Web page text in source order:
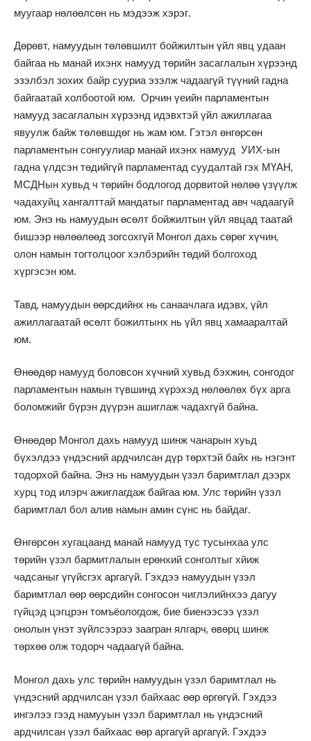
муугаар нөлөөлсөн нь мэдээж хэрэг.
Дөрөвт, намуудын төлөвшилт бойжилтын үйл явц удаан
байгаа нь манай ихэнх намууд төрийн засаглалын хүрээнд
эзэлбэл зохих байр сууриа эзэлж чадаагүй түүний гадна
байгаатай холбоотой юм. Орчин үеийн парламентын
намууд засаглалын хүрээнд идэвхтэй үйл ажиллагаа
явуулж байж төлөвшдөг нь жам юм. Гэтэл өнгөрсөн
парламентын сонгуулиар манай ихэнх намууд УИХ-ын
гадна үлдсэн төдийгүй парламентад суудалтай гэх МҮАН,
МСДНын хувьд ч төрийн бодлогод дорвитой нөлөө үзүүлж
чадахуйц хангалттай мандатыг парламентад авч чадаагүй
юм. Энэ нь намуудын өсөлт бойжилтын үйл явцад таатай
бишээр нөлөөлөөд зогсохгүй Монгол дахь сөрөг хүчин,
олон намын тогтолцоог хэлбэрийн төдий болгоход
хүргэсэн юм.
Тавд, намуудын өөрсдийнх нь санаачлага идэвх, үйл
ажиллагаатай өсөлт божилтынх нь үйл явц хамааралтай
юм.
Өнөөдөр намууд боловсон хүчний хувьд бэхжин, сонгодог
парламентын намын түвшинд хүрэхэд нөлөөлөх бүх арга
боломжийг бүрэн дүүрэн ашиглаж чадахгүй байна.
Өнөөдөр Монгол дахь намууд шинж чанарын хуьд
бүхэлдээ үндэсний ардчилсан дүр төрхтэй байх нь нэгэнт
тодорхой байна. Энэ нь намуудын үзэл баримтлал дээрх
хурц тод илэрч ажиглагдаж байгаа юм. Улс төрийн үзэл
баримтлал бол алив намын амин сүнс нь байдаг.
Өнгөрсөн хугацаанд манай намууд тус тусынхаа улс
төрийн үзэл бармитлалын ерөнхий сонголтыг хйиж
чадсаныг үгүйсгэх аргагүй. Гэхдээ намуудын үзэл
баримтлал өөр өөрсдийн сонгосон чиглэлийнхээ дагуу
гүйцэд цэгцрэн томъёологдож, бие биенээсээ үзэл
онолын үнэт зүйлсээрээ заагран ялгарч, өвөрц шинж
төрхөө олж тодорч чадаагүй байна.
Монгол дахь улс төрийн намуудын үзэл баримтлал нь
үндэсний ардчилсан үзэл байхаас өөр өргөгүй. Гэхдээ
ингэлээ гээд намууын үзэл баримтлал нь үндэсний
ардчилсан үзэл байхаас өөр аргагүй аргагүй. Гэхдээ